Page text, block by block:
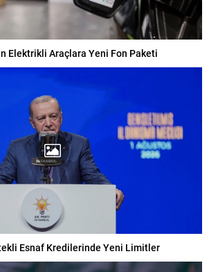
Elektrikli Araçlara Yeni Fon Paketi
Esnaf Kredilerinde Yeni Limitler